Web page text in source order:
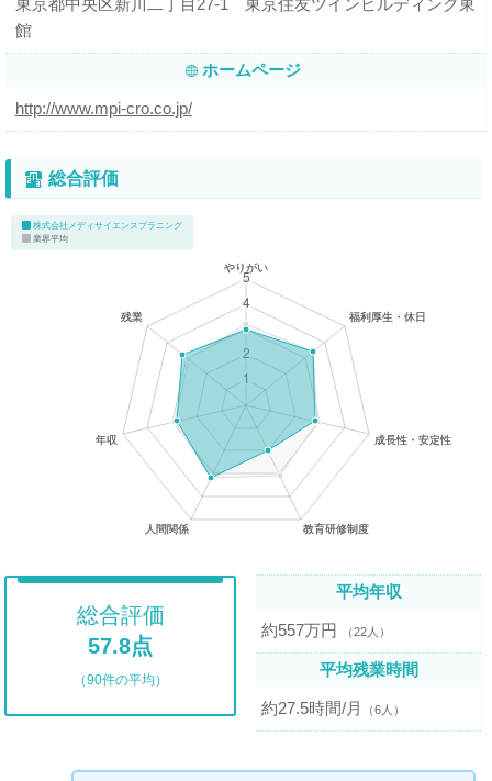
東京都中央区新川二丁目27-1 東京住友ツインビルディング東
館
ホームページ
http://www.mpi-cro.co.jp/
総合評価
株式会社メディサイエンスプラニング
業界平均
総合評価
57.8点
（90件の平均）
平均年収
約557万円 （22人）
平均残業時間
約27.5時間/月 （6人）